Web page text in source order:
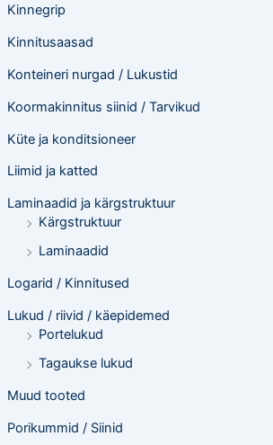
Kinnegrip
Kinnitusaasad
Konteineri nurgad / Lukustid
Koormakinnitus siinid / Tarvikud
Küte ja konditsioneer
Liimid ja katted
Laminaadid ja kärgstruktuur
Kärgstruktuur
Laminaadid
Logarid / Kinnitused
Lukud / riivid / käepidemed
Portelukud
Tagaukse lukud
Muud tooted
Porikummid / Siinid